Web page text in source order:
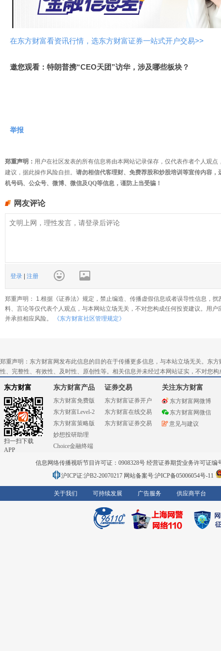
在东方财富看资讯行情，选东方财富证券一站式开户交易>>
邀您观看：特朗普携“CEO天团”访华，涉及哪些板块？
举报
郑重声明： 用户在社区发表的所有信息将由本网站记录保存，仅代表作者个人观
建议，据此操作风险自担。 请勿相信代客理财、免费荐股和炒股培训等宣传内容
机号码、公众号、微博、微信及QQ等信息，谨防上当受骗！
网友评论
登录 注册
郑重声明： 1.根据《证券法》规定，禁止编造、传播虚假信息或者误导性信息，
料、言论等仅代表个人观点，与本网站立场无关，不对您构成任何投资建议。用
并承担相应风险。
《东方财富社区管理规定》
郑重声明：东方财富网发布此信息的目的在于传播更多信息，与本站立场无关。东
性、完整性、有效性、及时性、原创性等。相关信息并未经过本网站证实，不对您
东方财富
扫一扫下载
APP
东方财富产品
东方财富免费版
东方财富Level-2
东方财富策略版
妙想投研助理
Choice金融终端
证券交易
东方财富证券开户
东方财富在线交易
东方财富证券交易
关注东方财富
东方财富网微博
东方财富网微信
意见与建议
信息网络传播视听节目许可证：0908328号 经营证券期货业务许可证编
沪ICP证:沪B2-20070217 网站备案号:沪ICP备05006054号-11
关于我们 可持续发展 广告服务 供应商平台